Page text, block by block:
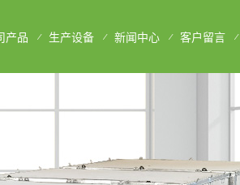
产品 生产设备 新闻中心 客户留言